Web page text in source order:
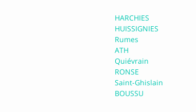
Garage Destringuez - 123service
HARCHIES
HUISSIGNIES
Rumes
ATH
Quiévrain
RONSE
Saint-Ghislain
BOUSSU